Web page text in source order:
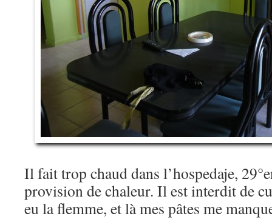
Il fait trop chaud dans l’hospedaje,
provision de chaleur. Il est interdit de
eu la flemme, et là mes pâtes me